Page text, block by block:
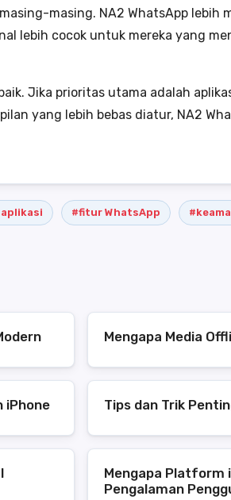
masing. NA2 WhatsApp
lebih cocok untuk mereka yang
Jika prioritas utama adalah
yang lebih bebas diatur, NA2
#fitur WhatsApp
Mengapa Media
iPhone Tips dan Trik
Mengapa Platform
Pengalaman